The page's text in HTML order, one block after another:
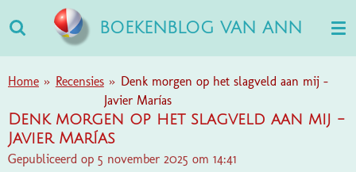
direct
naar
de
BOEKENBLOG VAN ANN
Home » Recensies » Denk morgen op het slagveld aan mij -
Javier Marías
Denk morgen op het slagveld aan mij -
Javier Marías
Gepubliceerd op 5 november 2025 om 14:41